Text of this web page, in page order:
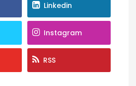
Linkedin
Instagram
RSS